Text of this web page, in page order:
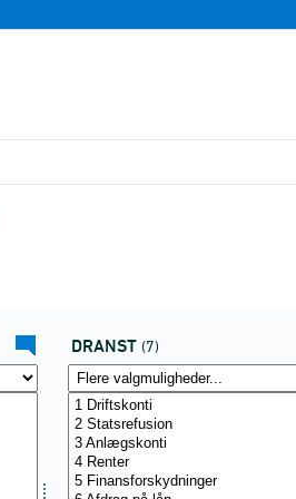
DRANST (7)